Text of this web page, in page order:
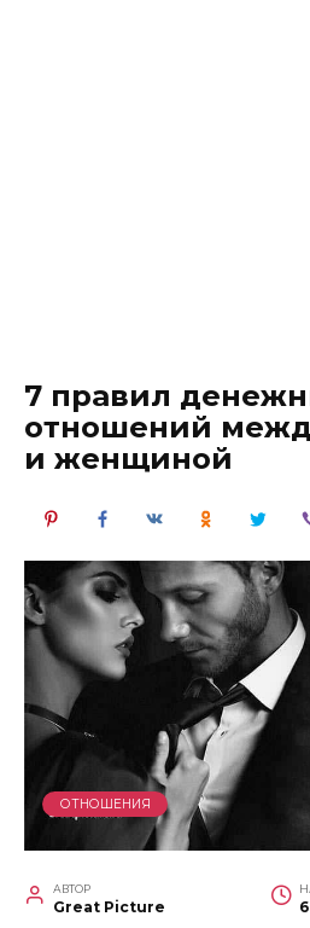
7 правил
отношений
и женщиной
ОТНОШЕНИЯ
АВТОР
Great Picture